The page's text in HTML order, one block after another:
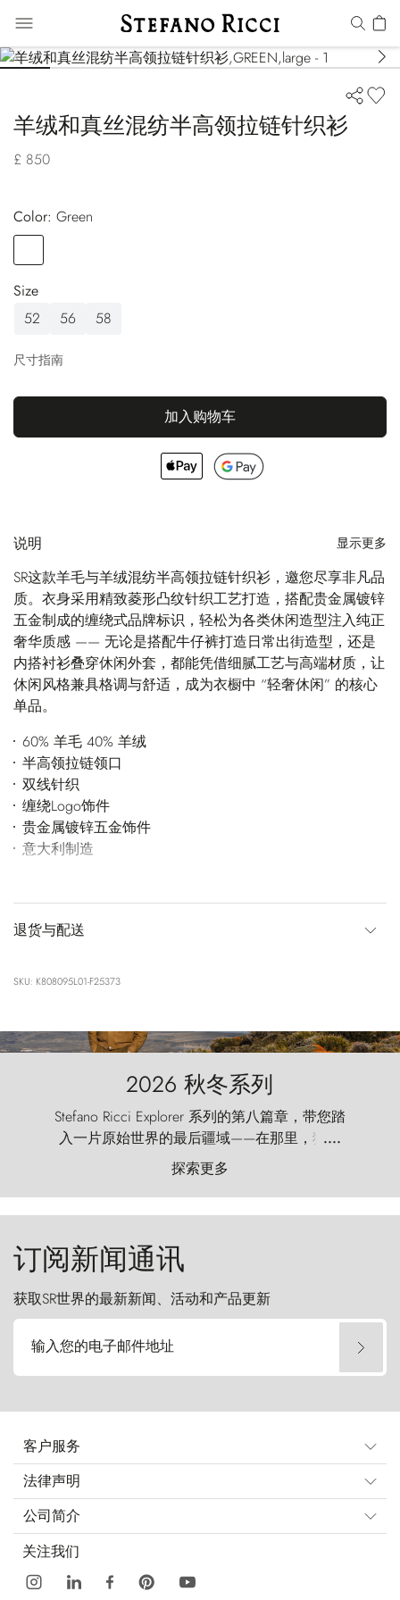
羊绒和真丝混纺半高领拉链针织衫
£ 850
Color:
green
Size
52
56 58
尺寸指南
加入购物车
说明 显示更多
SR这款羊毛与羊绒混纺半高领拉链针织衫，邀您尽享非凡品
质。衣身采用精致菱形凸纹针织工艺打造，搭配贵金属镀锌
五金制成的缠绕式品牌标识，轻松为各类休闲造型注入纯正
奢华质感 —— 无论是搭配牛仔裤打造日常出街造型，还是
内搭衬衫叠穿休闲外套，都能凭借细腻工艺与高端材质，让
休闲风格兼具格调与舒适，成为衣橱中 “轻奢休闲” 的核心
单品。
60% 羊毛 40% 羊绒
半高领拉链领口
双线针织
缠绕Logo饰件
贵金属镀锌五金饰件
意大利制造
退货与配送
SKU: K808095L01-F25373
2026 秋冬系列
Stefano Ricci Explorer 系列的第八篇章，带您踏
入一片原始世界的最后疆域——在那里，狂风
以远古的怒号雕琢着自然，而百内塔（Torres
del Paine）则宛如石砌的哨兵，傲然向苍穹发
起挑战。
....
探索更多
订阅新闻通讯
获取SR世界的最新新闻、活动和产品更新
输入您的电子邮件地址
客户服务
法律声明
公司简介
关注我们